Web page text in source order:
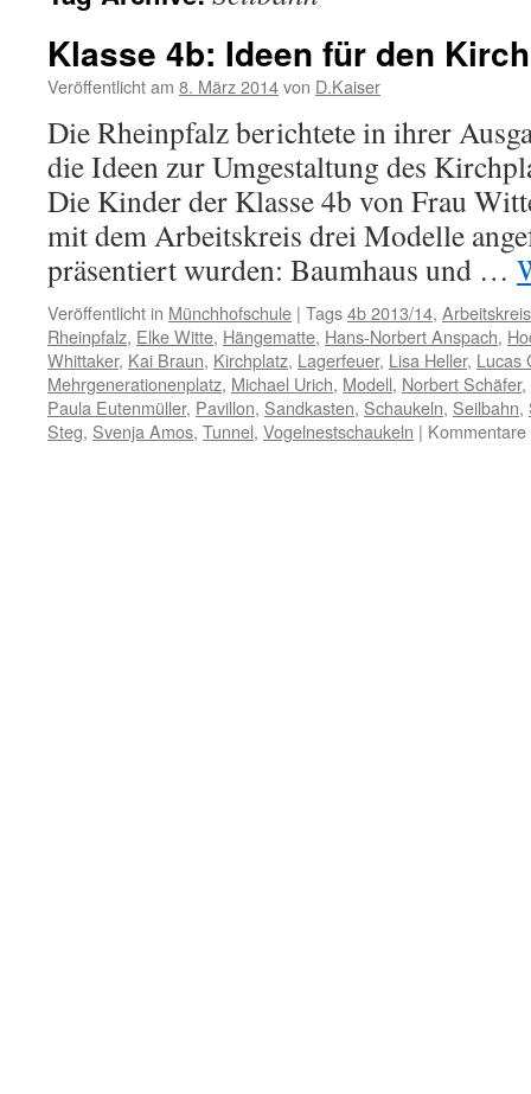
Klasse 4b: Ideen für den
Veröffentlicht am 8. März 2014von D.Kaiser
Die Rheinpfalz berichtete in ihrer
die Ideen zur Umgestaltung des
Die Kinder der Klasse 4b von Frau
mit dem Arbeitskreis drei Modelle
präsentiert wurden: Baumhaus und …
Veröffentlicht in Münchhofschule | Tags4b 2013/14, Arbeitskreis
Rheinpfalz, Elke Witte, Hängematte, Hans-Norbert Anspach,
Whittaker, Kai Braun, Kirchplatz, Lagerfeuer, Lisa Heller, Lucas
Mehrgenerationenplatz, Michael Urich, Modell, Norbert Schäfer,
Paula Eutenmüller, Pavillon, Sandkasten, Schaukeln, Seilbahn,
Steg, Svenja Amos, Tunnel, Vogelnestschaukeln |